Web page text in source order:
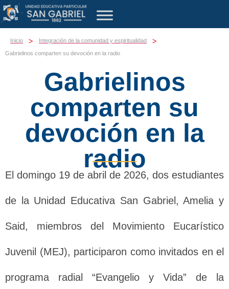
Inicio > Integración de la comunidad y espiritualidad >
Gabrielinos comparten su devoción en la radio
Gabrielinos
comparten su
devoción en la
radio
El domingo 19 de abril de 2026, dos estudiantes
de la Unidad Educativa San Gabriel, Amelia y
Said, miembros del Movimiento Eucarístico
Juvenil (MEJ), participaron como invitados en el
programa radial “Evangelio y Vida” de la